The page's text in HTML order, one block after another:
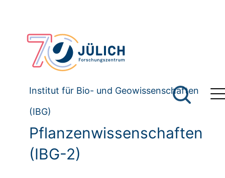
Institut für Bio- und Geowissenschaften
(IBG)
Pflanzenwissenschaften
(IBG-2)